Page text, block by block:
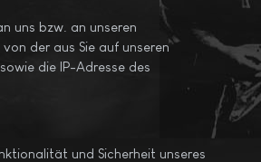
uns bzw. an unseren
der aus Sie auf unseren
die IP-Adresse des
und Sicherheit unseres